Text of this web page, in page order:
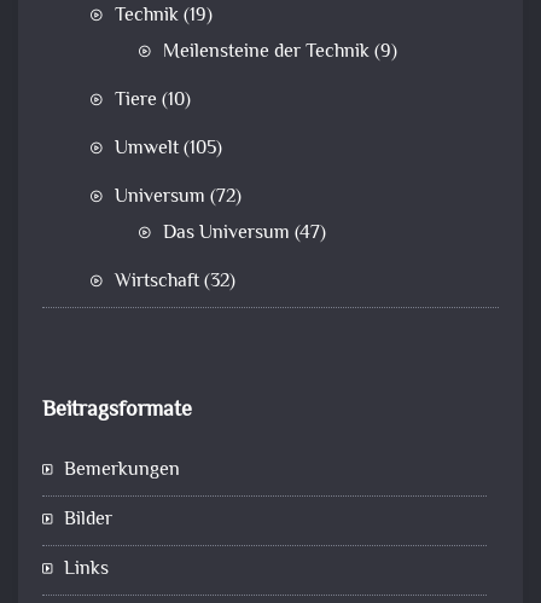
Technik(19)
Meilensteine der Technik(9)
Tiere (10)
Umwelt(105)
Universum (72)
Das Universum (47)
Wirtschaft(32)
Beitragsformate
Bemerkungen
Bilder
Links